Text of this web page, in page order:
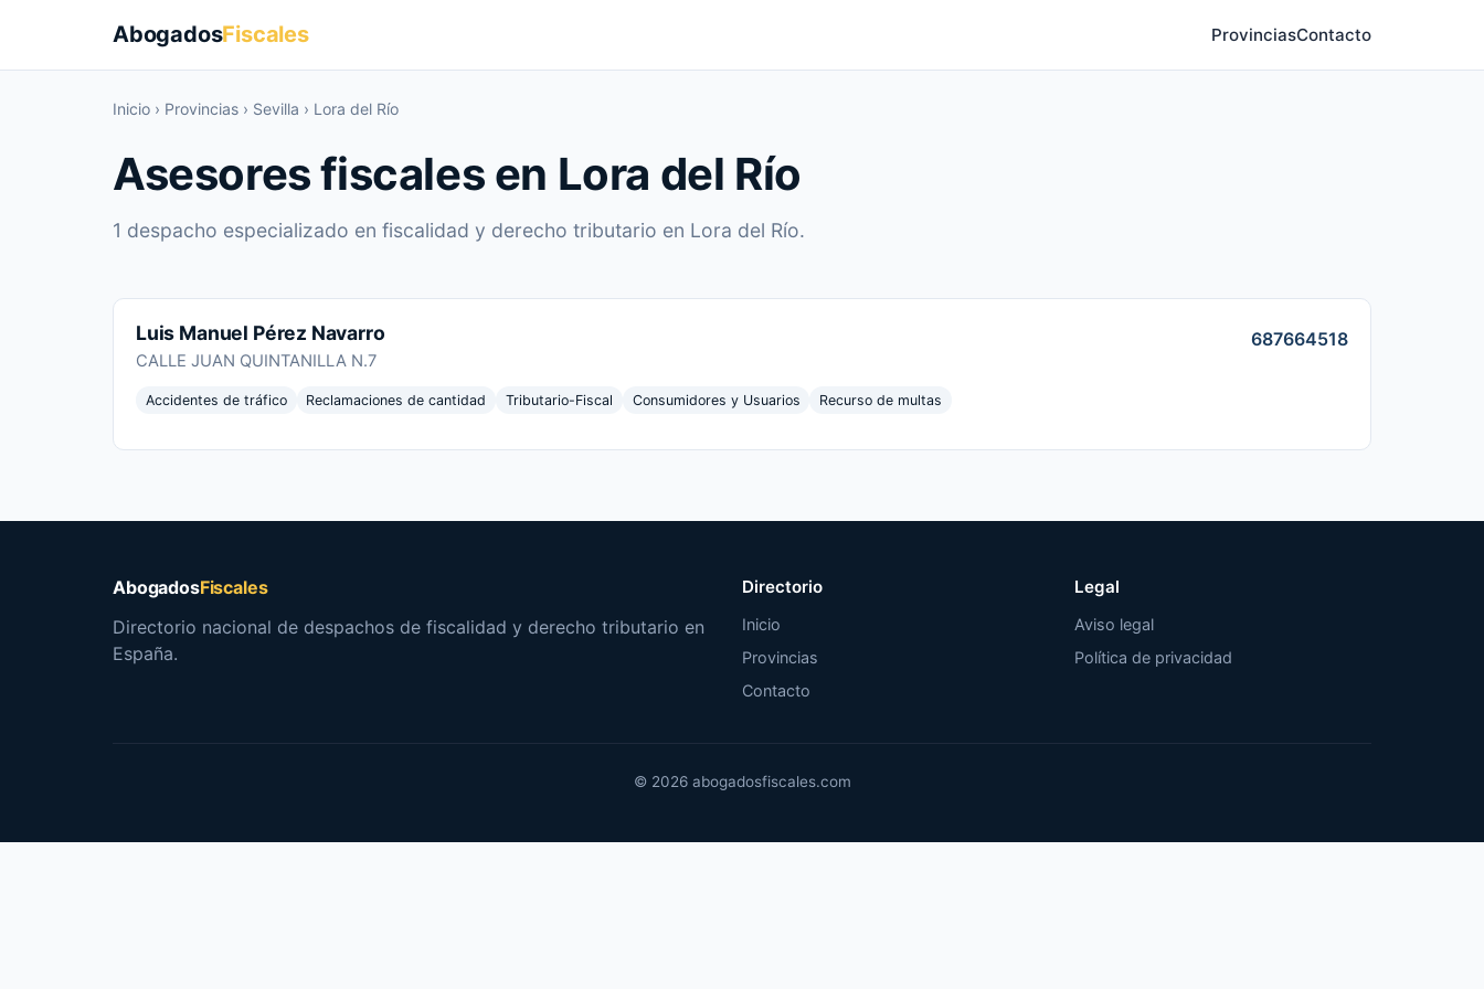
AbogadosFiscales ProvinciasContacto
Inicio › Provincias › Sevilla › Lora del Río
Asesores fiscales en Lora del Río
1 despacho especializado en fiscalidad y derecho tributario en Lora del Río.
Luis Manuel Pérez Navarro
CALLE JUAN QUINTANILLA N.7
Accidentes de tráfico Reclamaciones de cantidad Tributario-Fiscal Consumidores y Usuarios Recurso de multas
687664518
AbogadosFiscales
Directorio nacional de despachos de fiscalidad y derecho tributario en
España.
Directorio
Inicio
Provincias
Contacto
Legal
Aviso legal
Política de privacidad
© 2026 abogadosfiscales.com